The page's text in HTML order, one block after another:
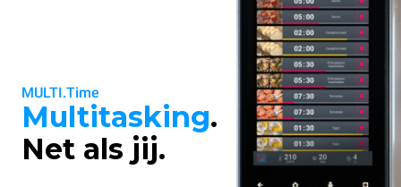
MULTI.Time
Multitasking.
Net als jij.